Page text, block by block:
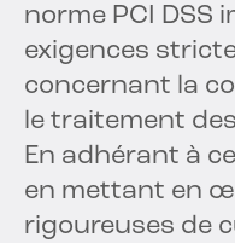
norme PCI DSS
exigences
concernant la
le traitement
En adhérant à
en mettant en
rigoureuses de